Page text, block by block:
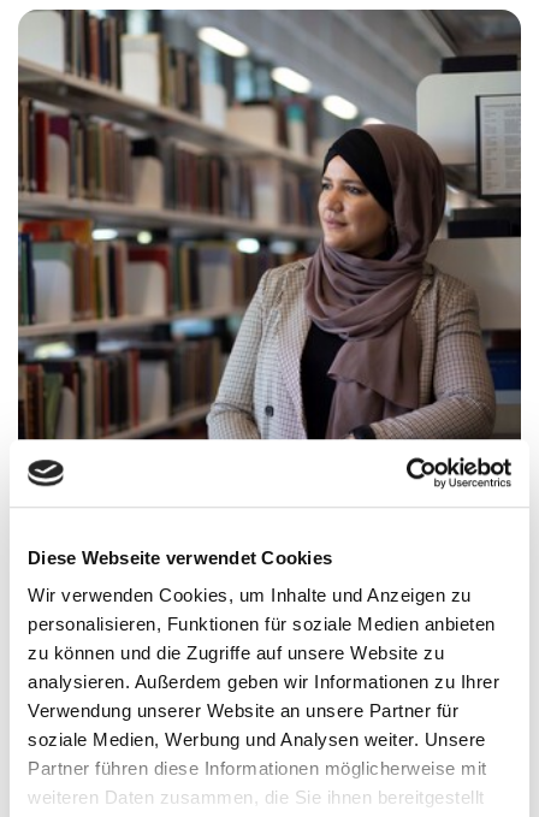
Diese Webseite verwendet Cookies
Wir verwenden Cookies, um Inhalte und Anzeigen zu
personalisieren, Funktionen für soziale Medien anbieten
zu können und die Zugriffe auf unsere Website zu
analysieren. Außerdem geben wir Informationen zu Ihrer
Verwendung unserer Website an unsere Partner für
soziale Medien, Werbung und Analysen weiter. Unsere
Partner führen diese Informationen möglicherweise mit
weiteren Daten zusammen, die Sie ihnen bereitgestellt
@sanaa.therapist
Sanaa Laabich
Dipl. Psych. Sanaa Laabich hat Psychologie in
Greifswald und an der UC Berkeley in den USA studiert
und ist als Psychologische Psychotherapeutin in einem
Akutkrankenhaus im Bereich der Psychoonkologie